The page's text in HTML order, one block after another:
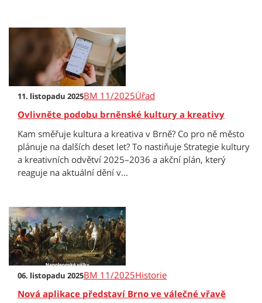
11. listopadu 2025BM 11/2025Úřad
Ovlivněte podobu brněnské kultury a kreativy
Kam směřuje kultura a kreativa v Brně? Co pro ně město
plánuje na dalších deset let? To nastiňuje Strategie kultury
a kreativních odvětví 2025–2036 a akční plán, který
reaguje na aktuální dění v...
06. listopadu 2025BM 11/2025Historie
Nová aplikace představí Brno ve válečné vřavě